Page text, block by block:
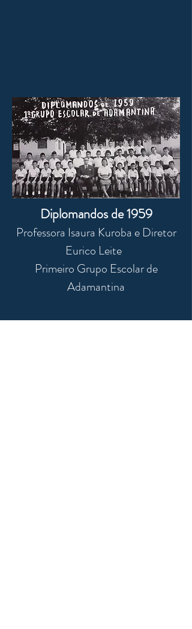
Diplomandos de 1959
Professora Isaura Kuroba e Diretor
Eurico Leite
Primeiro Grupo Escolar de
Adamantina